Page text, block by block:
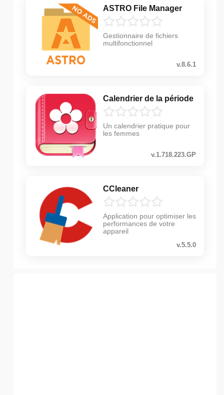
ASTRO File Manager
Gestionnaire de fichiers
multifonctionnel
v.8.6.1
Calendrier de la période
Un calendrier pratique pour
les femmes
v.1.718.223.GP
CCleaner
Application pour optimiser les
performances de votre
appareil
v.5.5.0